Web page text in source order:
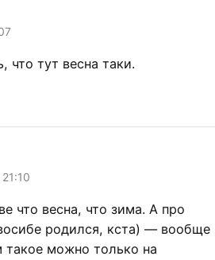
что тут весна таки.
что весна, что зима. А про
родился, кста) — вообще
можно только на